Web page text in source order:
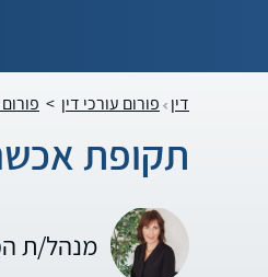
דין פורום עורכי דין >
תקופת
מנהל/ת